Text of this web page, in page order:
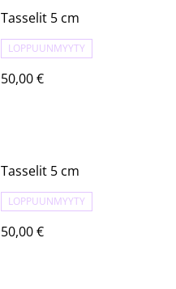
Tasselit 5 cm
LOPPUUNMYYTY
50,00 €
Tasselit 5 cm
LOPPUUNMYYTY
50,00 €